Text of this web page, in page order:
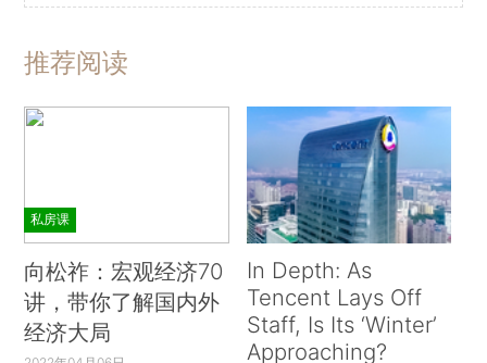
推荐阅读
私房课
向松祚：宏观经济70
讲，带你了解国内外
经济大局
In Depth: As
Tencent Lays Off
Staff, Is Its ‘Winter’
Approaching?